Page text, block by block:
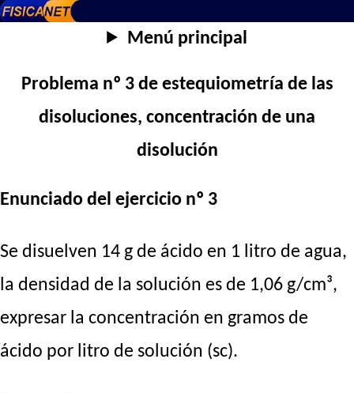
Menú principal
Problema nº 3 de estequiometría de las
disoluciones, concentración de una
disolución
Enunciado del ejercicio nº 3
Se disuelven 14 g de ácido en 1 litro de agua,
la densidad de la solución es de 1,06 g/cm³,
expresar la concentración en gramos de
ácido por litro de solución (sc).